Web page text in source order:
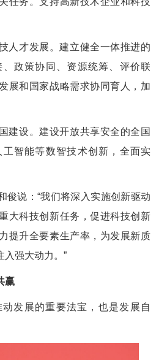
才发展。建立健全一体推进的
政策协同、资源统筹、评价联
展和国家战略需求协同育人，加
设。建设开放共享安全的全国
智能等数智技术创新，全面实
说：“我们将深入实施创新驱动
大科技创新任务，促进科技创新
提升全要素生产率，为发展新质
入强大动力。”
赢
展的重要法宝，也是发展自